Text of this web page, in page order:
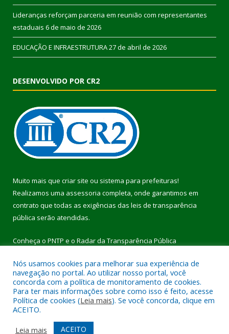
Lideranças reforçam parceria em reunião com representantes
estaduais 6 de maio de 2026
EDUCAÇÃO E INFRAESTRUTURA27 de abril de 2026
DESENVOLVIDO POR CR2
Muito mais que criar site ou sistema para prefeituras!
Realizamos uma assessoria completa, onde garantimos em
contrato que todas as exigências das leis de transparência
pública serão atendidas.
Conheça o PNTP e o Radar da Transparência Pública
Todos os direitos reservados a Prefeitura Municipal de Pau
D’Arco.
Mapa do Site
Acessar Área Administrativa
Nós usamos cookies para melhorar sua experiência de
navegação no portal. Ao utilizar nosso portal, você
concorda com a política de monitoramento de cookies.
Para ter mais informações sobre como isso é feito, acesse
Política de cookies (Leia mais). Se você concorda, clique em
ACEITO.
Leia mais
ACEITO